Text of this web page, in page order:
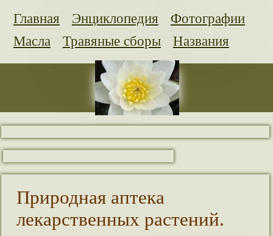
Главная Энциклопедия
Фотографии
Масла
Травяные сборы Названия
Природная аптека
лекарственных растений.